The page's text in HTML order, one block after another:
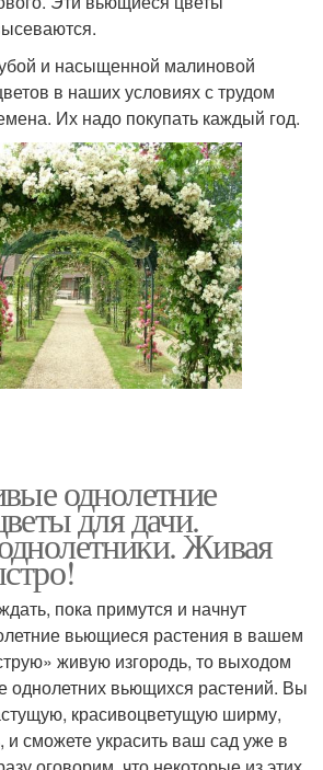
и насыщенной малиновой
в наших условиях с трудом
Их надо покупать каждый год.
однолетние
для дачи.
Живая
пока примутся и начнут
вьющиеся растения в вашем
живую изгородь, то выходом
однолетних вьющихся растений. Вы
красивоцветущую ширму,
и сможете украсить ваш сад уже в